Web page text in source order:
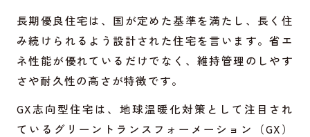
長期優良住宅は、国が定めた基準を満たし、長く住
み続けられるよう設計された住宅を言います。省エ
ネ性能が優れているだけでなく、維持管理のしやす
さや耐久性の高さが特徴です。
GX志向型住宅は、地球温暖化対策として注目され
ているグリーントランスフォーメーション（GX）